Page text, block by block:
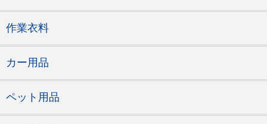
作業衣料
カー用品
ペット用品